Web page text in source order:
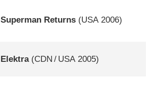
Superman Returns (USA 2006)
Elektra(CDN / USA2005)